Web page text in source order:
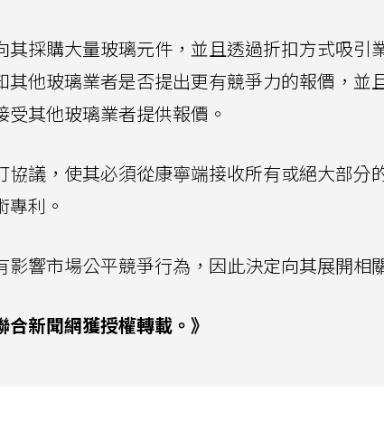
採購大量玻璃元件，並且透過折扣方式吸引
他玻璃業者是否提出更有競爭力的報價，並
其他玻璃業者提供報價。
議，使其必須從康寧端接收所有或絕大部分
利。
響市場公平競爭行為，因此決定向其展開相
合新聞網獲授權轉載。》